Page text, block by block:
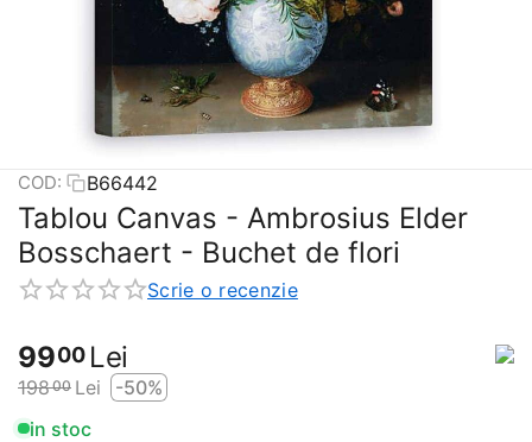
COD: B66442
Tablou Canvas - Ambrosius Elder
Bosschaert - Buchet de flori
Scrie o recenzie
9900 Lei
19800 Lei
-50%
in stoc